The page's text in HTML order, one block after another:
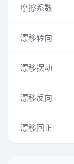
摩擦系数
漂移转向
漂移摆动
漂移反向
漂移回正